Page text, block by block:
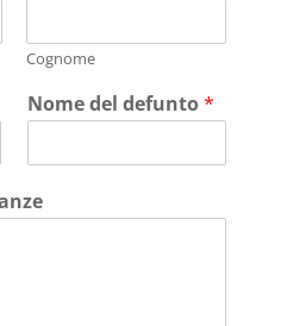
Cognome
Nome del defunto*